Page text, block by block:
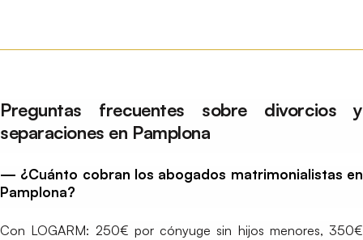
Preguntas frecuentes sobre divorcios y
separaciones en Pamplona
— ¿Cuánto cobran los abogados matrimonialistas en
Pamplona?
Con LOGARM: 250€ por cónyuge sin hijos menores, 350€